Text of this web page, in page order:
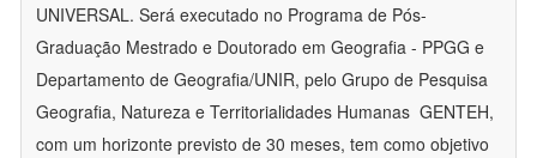
UNIVERSAL. Será executado no Programa de Pós-
Graduação Mestrado e Doutorado em Geografia - PPGG e
Departamento de Geografia/UNIR, pelo Grupo de Pesquisa
Geografia, Natureza e Territorialidades Humanas  GENTEH,
com um horizonte previsto de 30 meses, tem como objetivo